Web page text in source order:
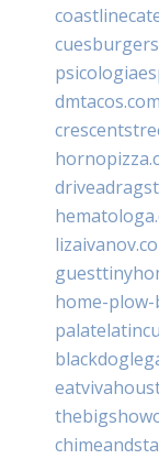
dmtacos.com
home-plow-